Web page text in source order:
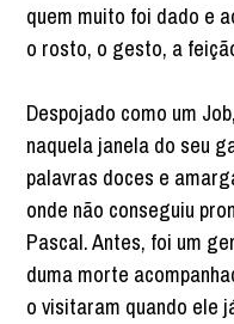
quem muito foi dado e
o rosto, o gesto, a
Despojado como um
naquela janela do seu
palavras doces e
onde não conseguiu
Pascal. Antes, foi um
duma morte
o visitaram quando ele